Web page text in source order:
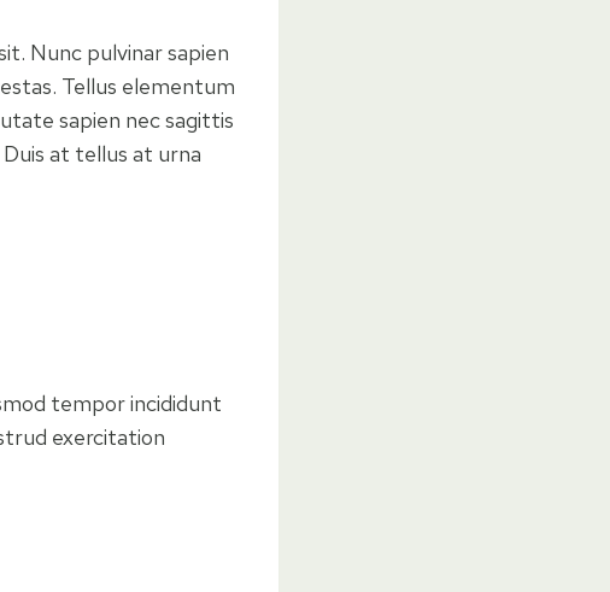
Nunc pulvinar sapien
Tellus elementum
sapien nec sagittis
at tellus at urna
tempor incididunt
exercitation